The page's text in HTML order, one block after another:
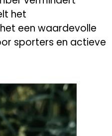
het
een waardevolle
sporters en actieve